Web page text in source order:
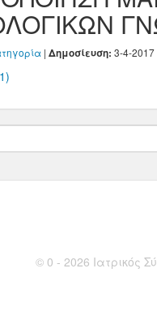
| Δημοσίευση: 3-4-
© 0 - 2026 Ιατρικός